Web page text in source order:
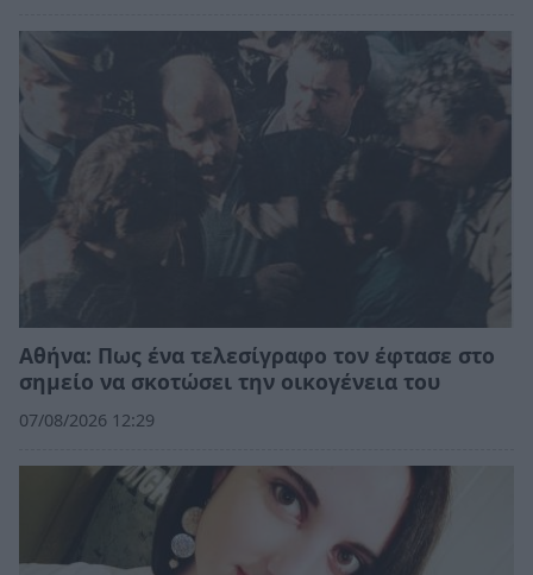
Αθήνα: Πως ένα τελεσίγραφο τον έφτασε στο
σημείο να σκοτώσει την οικογένεια του
07/08/2026 12:29